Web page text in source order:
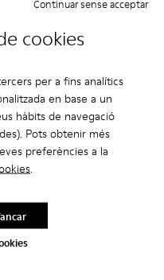
cookies
per a fins analítics
en base a un
hàbits de navegació
Pots obtenir més
preferències a la
.
Continuar sense acceptar
Estret Ample
Ajust
Petit
Amplada
Estret